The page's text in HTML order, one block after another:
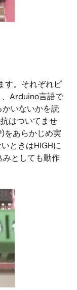
す。それぞれピ
Arduino言語で
いないかを読
はついてませ
をあらかじめ実
ときはHIGHに
としても動作